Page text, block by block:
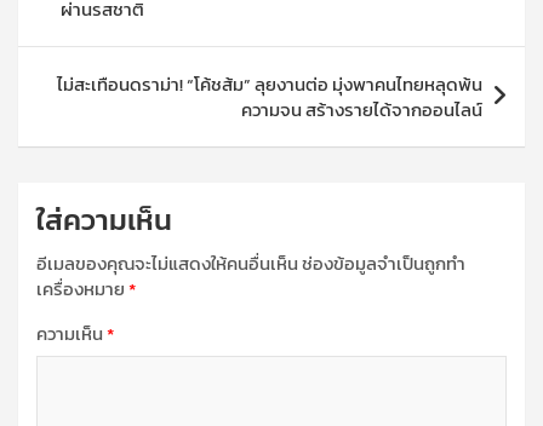
ผ่านรสชาติ
ไม่สะเทือนดราม่า! “โค้ชส้ม” ลุยงานต่อ มุ่งพาคนไทยหลุดพ้น
ความจน สร้างรายได้จากออนไลน์
ใส่ความเห็น
อีเมลของคุณจะไม่แสดงให้คนอื่นเห็นช่องข้อมูลจำเป็นถูกทำ
เครื่องหมาย*
ความเห็น*